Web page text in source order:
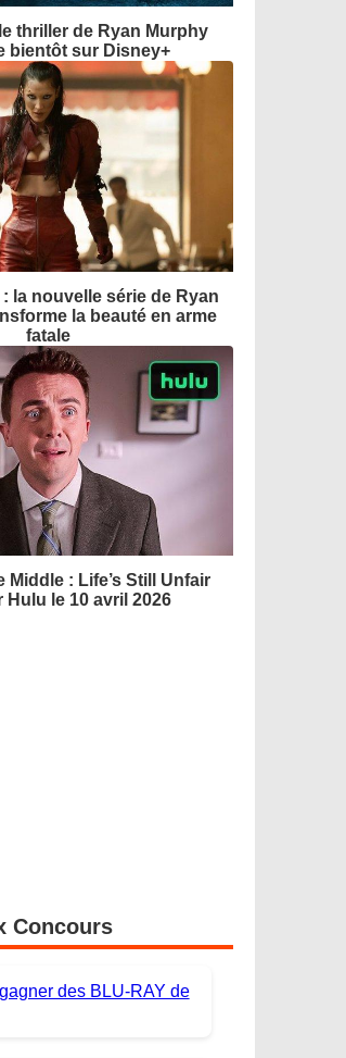
thriller de Ryan Murphy
bientôt sur Disney+
: la nouvelle série de Ryan
la beauté en arme
fatale
Middle : Life’s Still Unfair
Hulu le 10 avril 2026
Concours